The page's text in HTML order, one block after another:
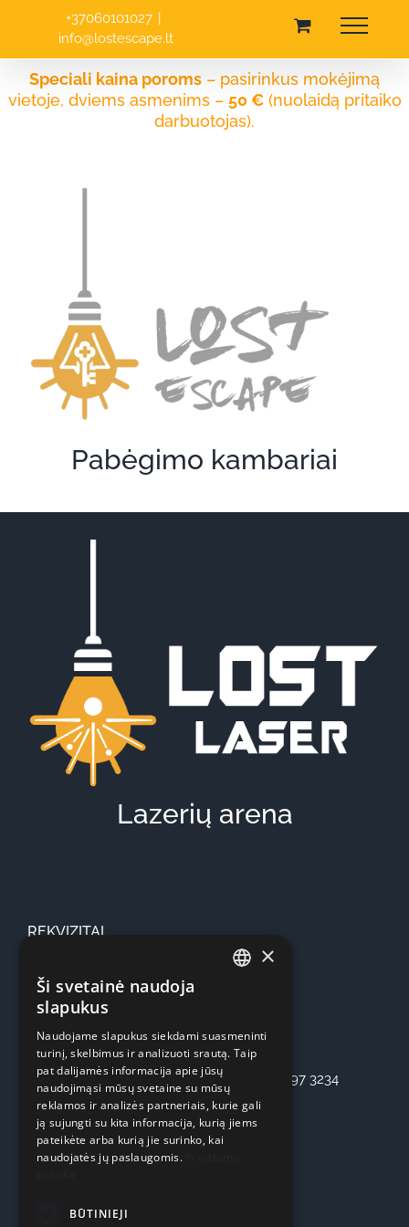
content
+37060101027
info@lostescape.lt
Speciali kaina poroms – pasirinkus mokėjimą
vietoje, dviems asmenims – 50 €(nuolaidą pritaiko
darbuotojas).
Pabėgimo kambariai
Lazerių arena
REKVIZITAI
UAB “OSTERIS”
Įmonės kodas: 303355536
Adresas: Kaunas, Seniavos pl. 75
Bankas: SEB Bankas
Atsiskaitomoji sąskaita: LT47 7044 0600 0797 3234
INFORMACIJA
Pirkimo – pardavimo taisyklės
×
Ši svetainė naudoja
slapukus
Naudojame slapukus siekdami suasmeninti
turinį, skelbimus ir analizuoti srautą. Taip
pat dalijamės informacija apie jūsų
naudojimąsi mūsų svetaine su mūsų
reklamos ir analizės partneriais, kurie gali
ją sujungti su kita informacija, kurią jiems
pateikėte arba kurią jie surinko, kai
naudojatės jų paslaugomis.
BŪTINIEJI